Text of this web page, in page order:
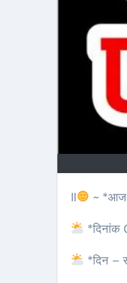
ll ~ *आज
*दिनांक
*दिन –